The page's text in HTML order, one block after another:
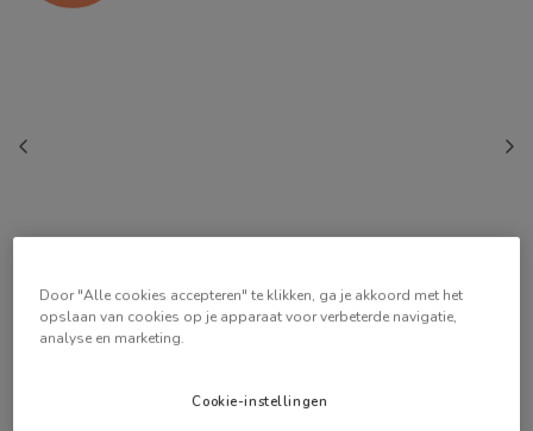
Door "Alle cookies accepteren" te klikken, ga je akkoord met het
opslaan van cookies op je apparaat voor verbeterde navigatie,
analyse en marketing.
Cookie-instellingen